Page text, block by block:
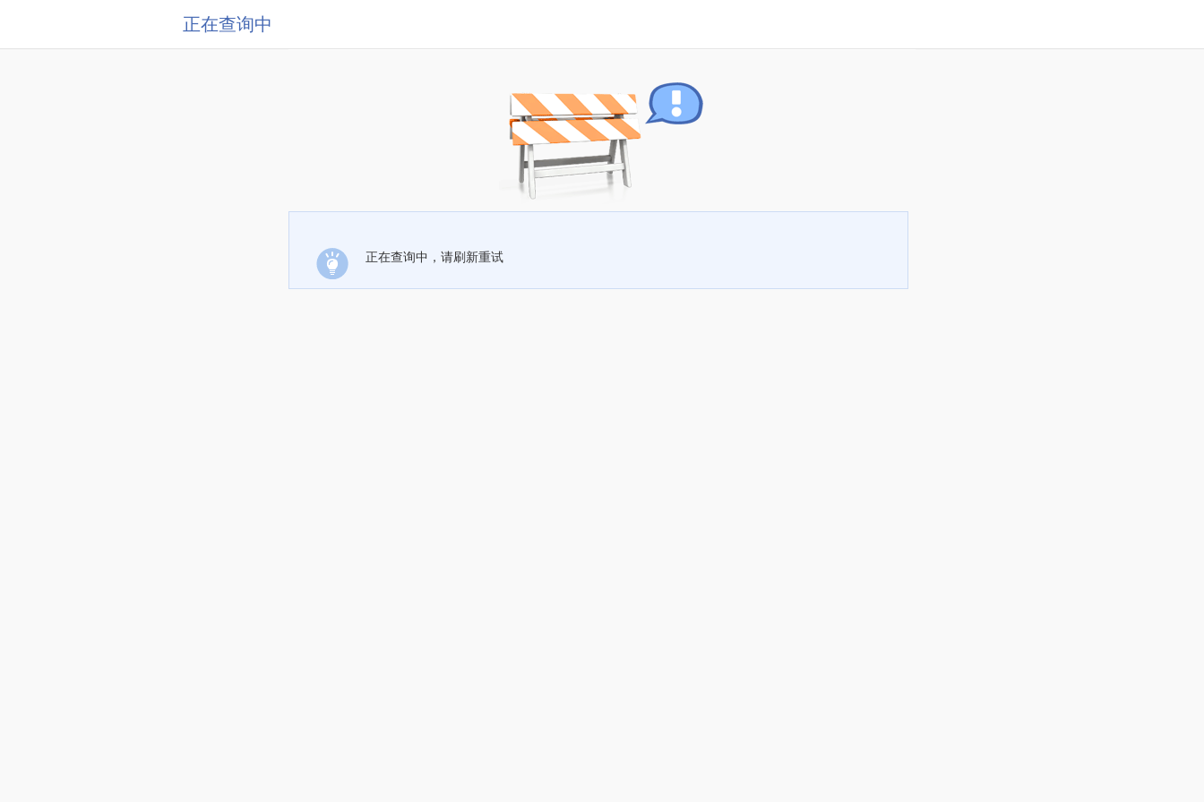
正在查询中
正在查询中，请刷新重试